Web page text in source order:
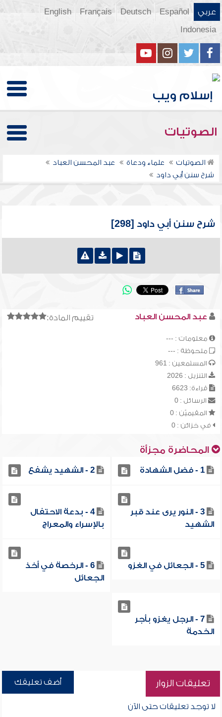
عربي Español
Deutsch
Français
English
Indonesia
الصوتيات
الصوتيات علماء ودعاة
عبد المحسن العباد
شرح سنن أبي داود
شرح سنن أبي داود [298]
تقييم المادة: عبد المحسن العباد
معلومات : ---
ملحوظة : ---
المستمعين : 961
التنزيل : 2026
قراءة: 6623
الرسائل : 0
المقيميّن : 0
في خزائن : 0
المحاضرة مجزأة
1 - فضل الشهادة 2 - الشهيد يشفع
3 - النور يرى عند قبر
الشهيد
4 - بدعة الاحتفال
بالإسراء والمعراج
5 - الجعائل في الغزو
6 - الرخصة في أخذ
الجعائل
7 - الرجل يغزو بأجر
الخدمة
تعليقات الزوار أضف تعليقك
لا توجد تعليقات حتى الآن